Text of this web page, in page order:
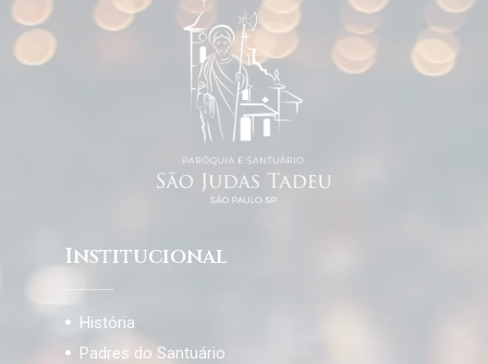
Institucional
História
Padres do Santuário